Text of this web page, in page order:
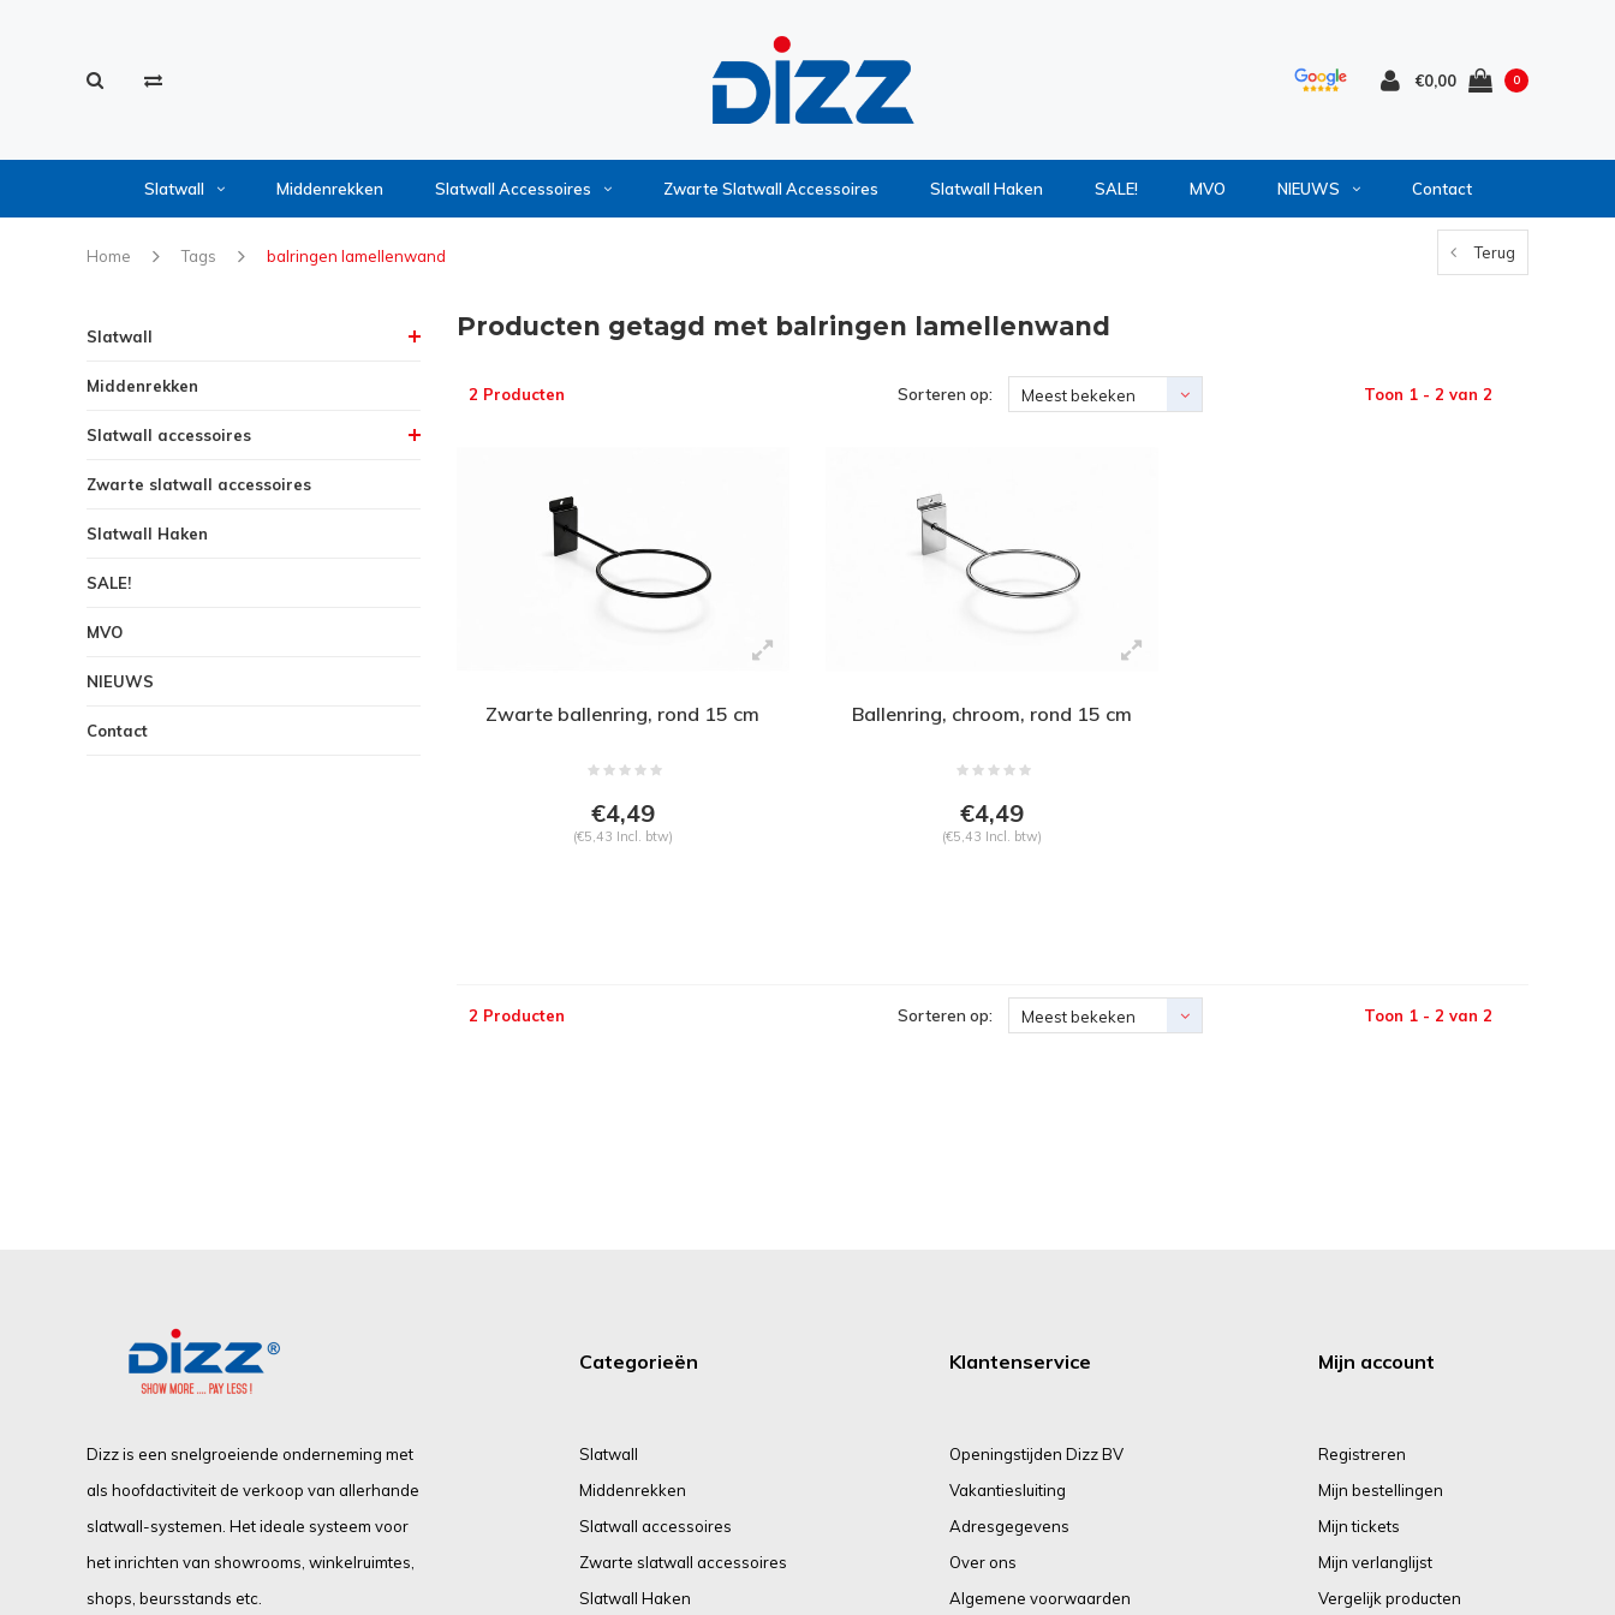
€0,00 0
Slatwall Middenrekken Slatwall Accessoires Zwarte Slatwall Accessoires Slatwall Haken SALE! MVO NIEUWS Contact
Home Tags balringen lamellenwand Terug
Slatwall
Middenrekken
Slatwall accessoires
Zwarte slatwall accessoires
Slatwall Haken
SALE!
MVO
NIEUWS
Contact
Producten getagd met balringen lamellenwand
2 Producten Sorteren op: Meest bekeken Toon 1 - 2 van 2
Zwarte ballenring, rond 15 cm
€4,49
(€5,43 Incl. btw)
Ballenring, chroom, rond 15 cm
€4,49
(€5,43 Incl. btw)
2 Producten Sorteren op: Meest bekeken Toon 1 - 2 van 2
Dizz is een snelgroeiende onderneming met
als hoofdactiviteit de verkoop van allerhande
slatwall-systemen. Het ideale systeem voor
het inrichten van showrooms, winkelruimtes,
shops, beursstands etc.
Categorieën
Slatwall
Middenrekken
Slatwall accessoires
Zwarte slatwall accessoires
Slatwall Haken
Klantenservice
Openingstijden Dizz BV
Vakantiesluiting
Adresgegevens
Over ons
Algemene voorwaarden
Mijn account
Registreren
Mijn bestellingen
Mijn tickets
Mijn verlanglijst
Vergelijk producten